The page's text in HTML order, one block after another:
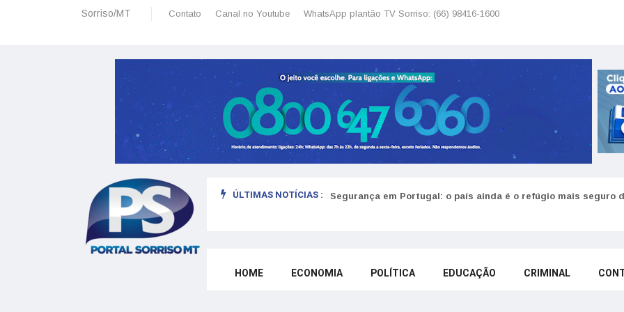
Sorriso/MT Contato Canal no Youtube WhatsApp plantão TV Sorriso: (66) 98416-1600
ÚLTIMAS NOTÍCIAS : Segurança em Portugal: o país ainda é o refúgio mais seguro
HOME ECONOMIA POLÍTICA EDUCAÇÃO CRIMINAL